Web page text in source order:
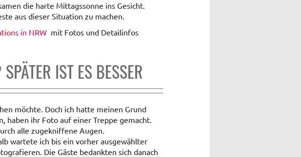
die harte Mittagssonne ins Gesicht.
aus dieser Situation zu machen.
in NRW mit Fotos und Detailinfos
IST ES BESSER
möchte. Doch ich hatte meinen Grund
haben ihr Foto auf einer Treppe gemacht.
alle zugekniffene Augen.
wartete ich bis ein vorher ausgewählter
Die Gäste bedankten sich danach